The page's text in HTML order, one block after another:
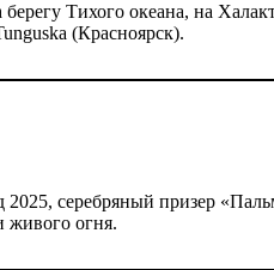
Тихого океана, на
(Красноярск).
серебряный призер
живого огня.